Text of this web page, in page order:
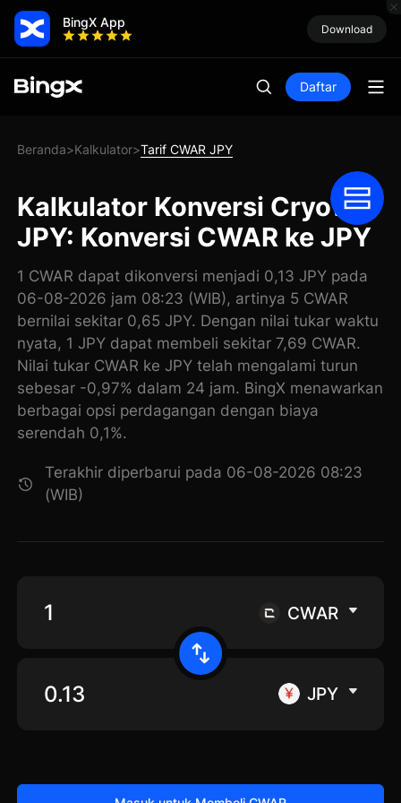
BingX App Download
Daftar
Beranda>Kalkulator>Tarif CWAR JPY
Kalkulator Konversi Cryowar
JPY: Konversi CWAR ke JPY
1 CWAR dapat dikonversi menjadi 0,13 JPY pada
06-08-2026 jam 08:23 (WIB), artinya 5 CWAR
bernilai sekitar 0,65 JPY. Dengan nilai tukar waktu
nyata, 1 JPY dapat membeli sekitar 7,69 CWAR.
Nilai tukar CWAR ke JPY telah mengalami turun
sebesar -0,97% dalam 24 jam. BingX menawarkan
berbagai opsi perdagangan dengan biaya
serendah 0,1%.
Terakhir diperbarui pada 06-08-2026 08:23
(WIB)
CWAR
JPY